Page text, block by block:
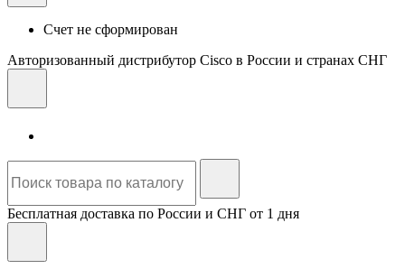
Счет не сформирован
Авторизованный дистрибутор Cisco в России и странах СНГ
Бесплатная доставка по России и СНГ от 1 дня